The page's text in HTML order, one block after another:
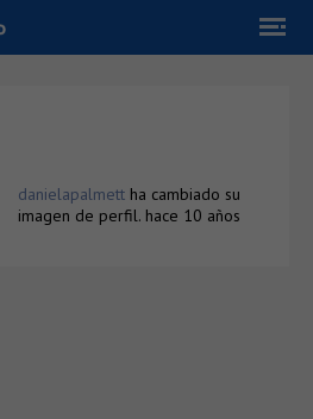
danielapalmett ha cambiado su
imagen de perfil. hace 10 años